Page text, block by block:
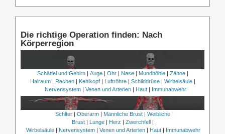
Die richtige Operation finden: Nach
Körperregion
Schädel und Gehirn| Auge| Ohr| Nase| Mundhöhle| Zähne|
Halraum| Rachen| Kehlkopf| Luftröhre| Schilddrüse| Wirbelsäule|
Nervensystem | Venen und Arterien | Haut | Immunabwehr
Schlter| Oberarm| Männliche Brust| Weibliche
Brust| Lunge| Herz Zwerchfell
Wirbelsäule
Nervensystem Venen und Arterien Haut Immunabwehr